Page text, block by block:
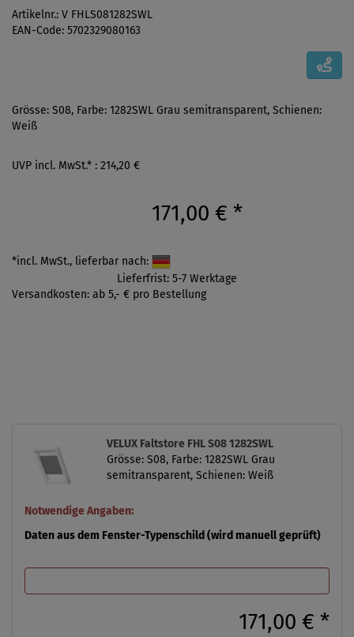
Artikelnr.: V FHLS081282SWL
EAN-Code: 5702329080163
Grösse: S08, Farbe: 1282SWL Grau semitransparent, Schienen:
Weiß
UVP incl. MwSt.* : 214,20 €
171,00 € *
*incl. MwSt., lieferbar nach:
Lieferfrist: 5-7 Werktage
Versandkosten: ab 5,- € pro Bestellung
VELUX Faltstore FHL S08 1282SWL
Grösse: S08, Farbe: 1282SWL Grau
semitransparent, Schienen: Weiß
Notwendige Angaben:
Daten aus dem Fenster-Typenschild (wird manuell geprüft)
171,00 € *